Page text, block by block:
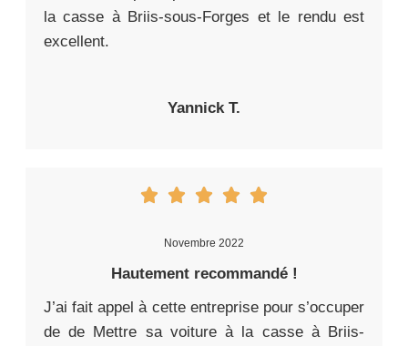
la casse à Briis-sous-Forges et le rendu est
excellent.
Yannick T.
Novembre 2022
Hautement recommandé !
J’ai fait appel à cette entreprise pour s’occuper
de de Mettre sa voiture à la casse à Briis-